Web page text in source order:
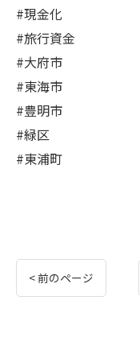
#現金化
#旅行資金
#大府市
#東海市
#豊明市
#緑区
#東浦町
< 前のページ